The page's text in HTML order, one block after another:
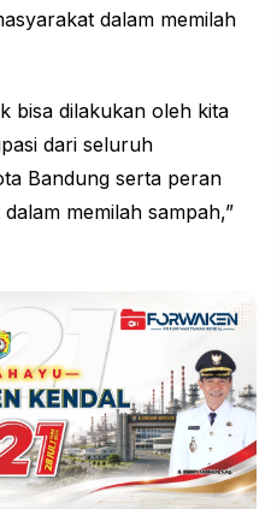
dalam memilah
bisa dilakukan oleh kita
dari seluruh
Bandung serta peran
memilah sampah,”